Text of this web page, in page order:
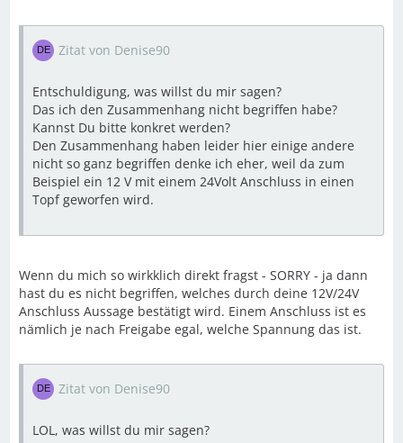
Zitat von Denise90
Entschuldigung, was willst du mir sagen?
Das ich den Zusammenhang nicht begriffen habe?
Kannst Du bitte konkret werden?
Den Zusammenhang haben leider hier einige andere
nicht so ganz begriffen denke ich eher, weil da zum
Beispiel ein 12 V mit einem 24Volt Anschluss in einen
Topf geworfen wird.
Wenn du mich so wirkklich direkt fragst - SORRY - ja dann
hast du es nicht begriffen, welches durch deine 12V/24V
Anschluss Aussage bestätigt wird. Einem Anschluss ist es
nämlich je nach Freigabe egal, welche Spannung das ist.
Zitat von Denise90
LOL, was willst du mir sagen?